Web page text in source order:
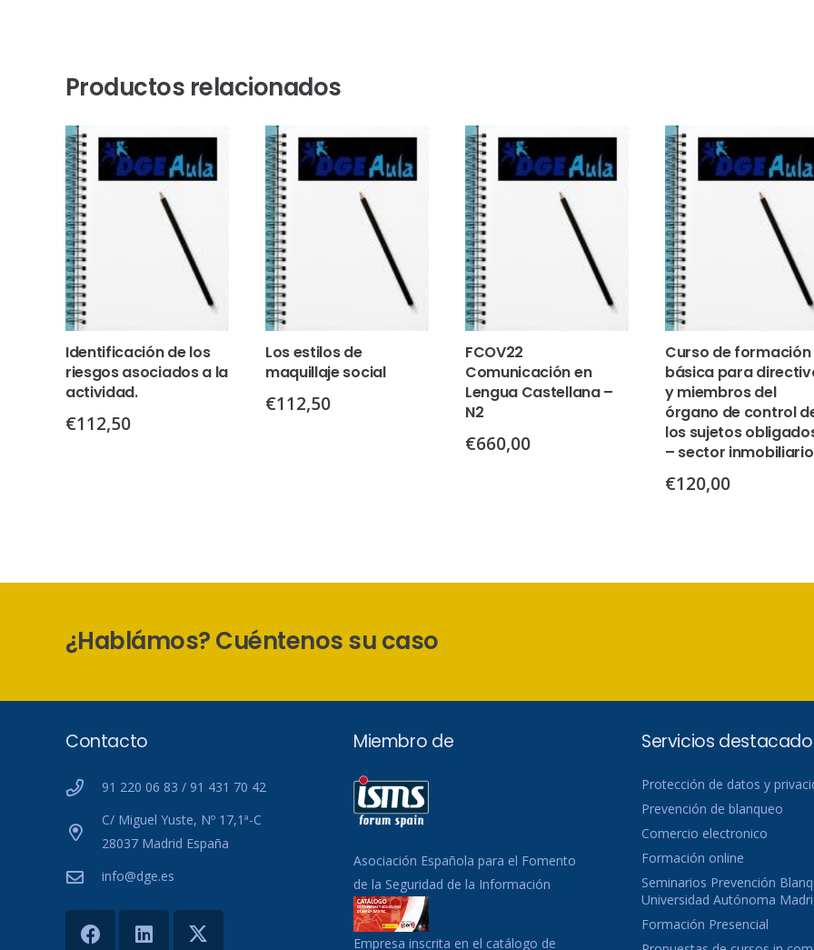
Productos relacionados
Identificación de los
riesgos asociados a la
actividad.
€112,50
Los estilos de
maquillaje social
€112,50
FCOV22
Comunicación en
Lengua Castellana –
N2
€660,00
Curso de formación
básica para
y miembros del
órgano de control
los sujetos
– sector inmobiliario
€120,00
¿Hablámos? Cuéntenos su caso
Contacto
91 220 06 83 / 91 431 70 42
C/ Miguel Yuste, Nº 17,1ª-C
28037 Madrid España
info@dge.es
Miembro de
Asociación Española para el Fomento
de la Seguridad de la Información
Empresa inscrita en el catálogo de
Servicios
Protección de datos y
Prevención de blanqueo
Comercio electronico
Formación online
Seminarios Prevención
Universidad Autónoma
Formación Presencial